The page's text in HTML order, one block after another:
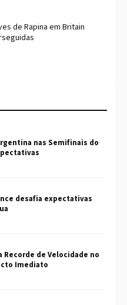
de Rapina em Britain
nas Semifinais do
desafia expectativas
Recorde de Velocidade no
Imediato